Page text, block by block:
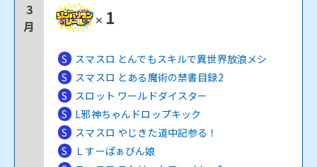
3
月
✕ 1
S
スマスロ とんでもスキルで異世界放浪メシ
S
スマスロ とある魔術の禁書目録2
S
スロット ワールドダイスター
S
L邪神ちゃんドロップキック
S
スマスロ やじきた道中記参る！
S
Ｌすーぱぁびん娘